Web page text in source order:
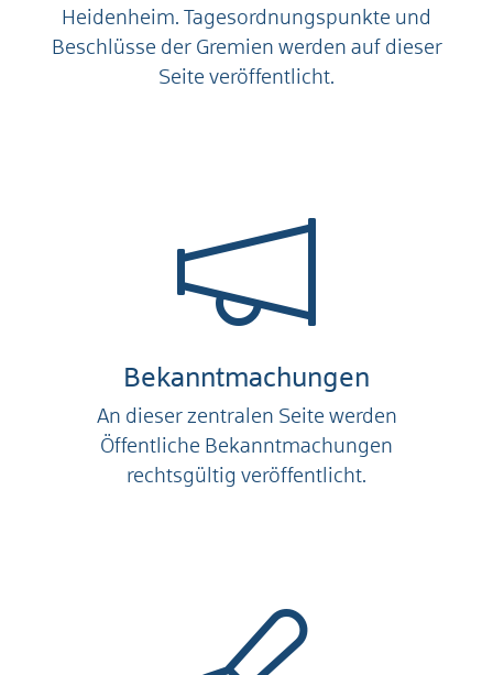
Heidenheim. Tagesordnungspunkte und
Beschlüsse der Gremien werden auf dieser
Seite veröffentlicht.
Bekanntmachungen
An dieser zentralen Seite werden
Öffentliche Bekanntmachungen
rechtsgültig veröffentlicht.